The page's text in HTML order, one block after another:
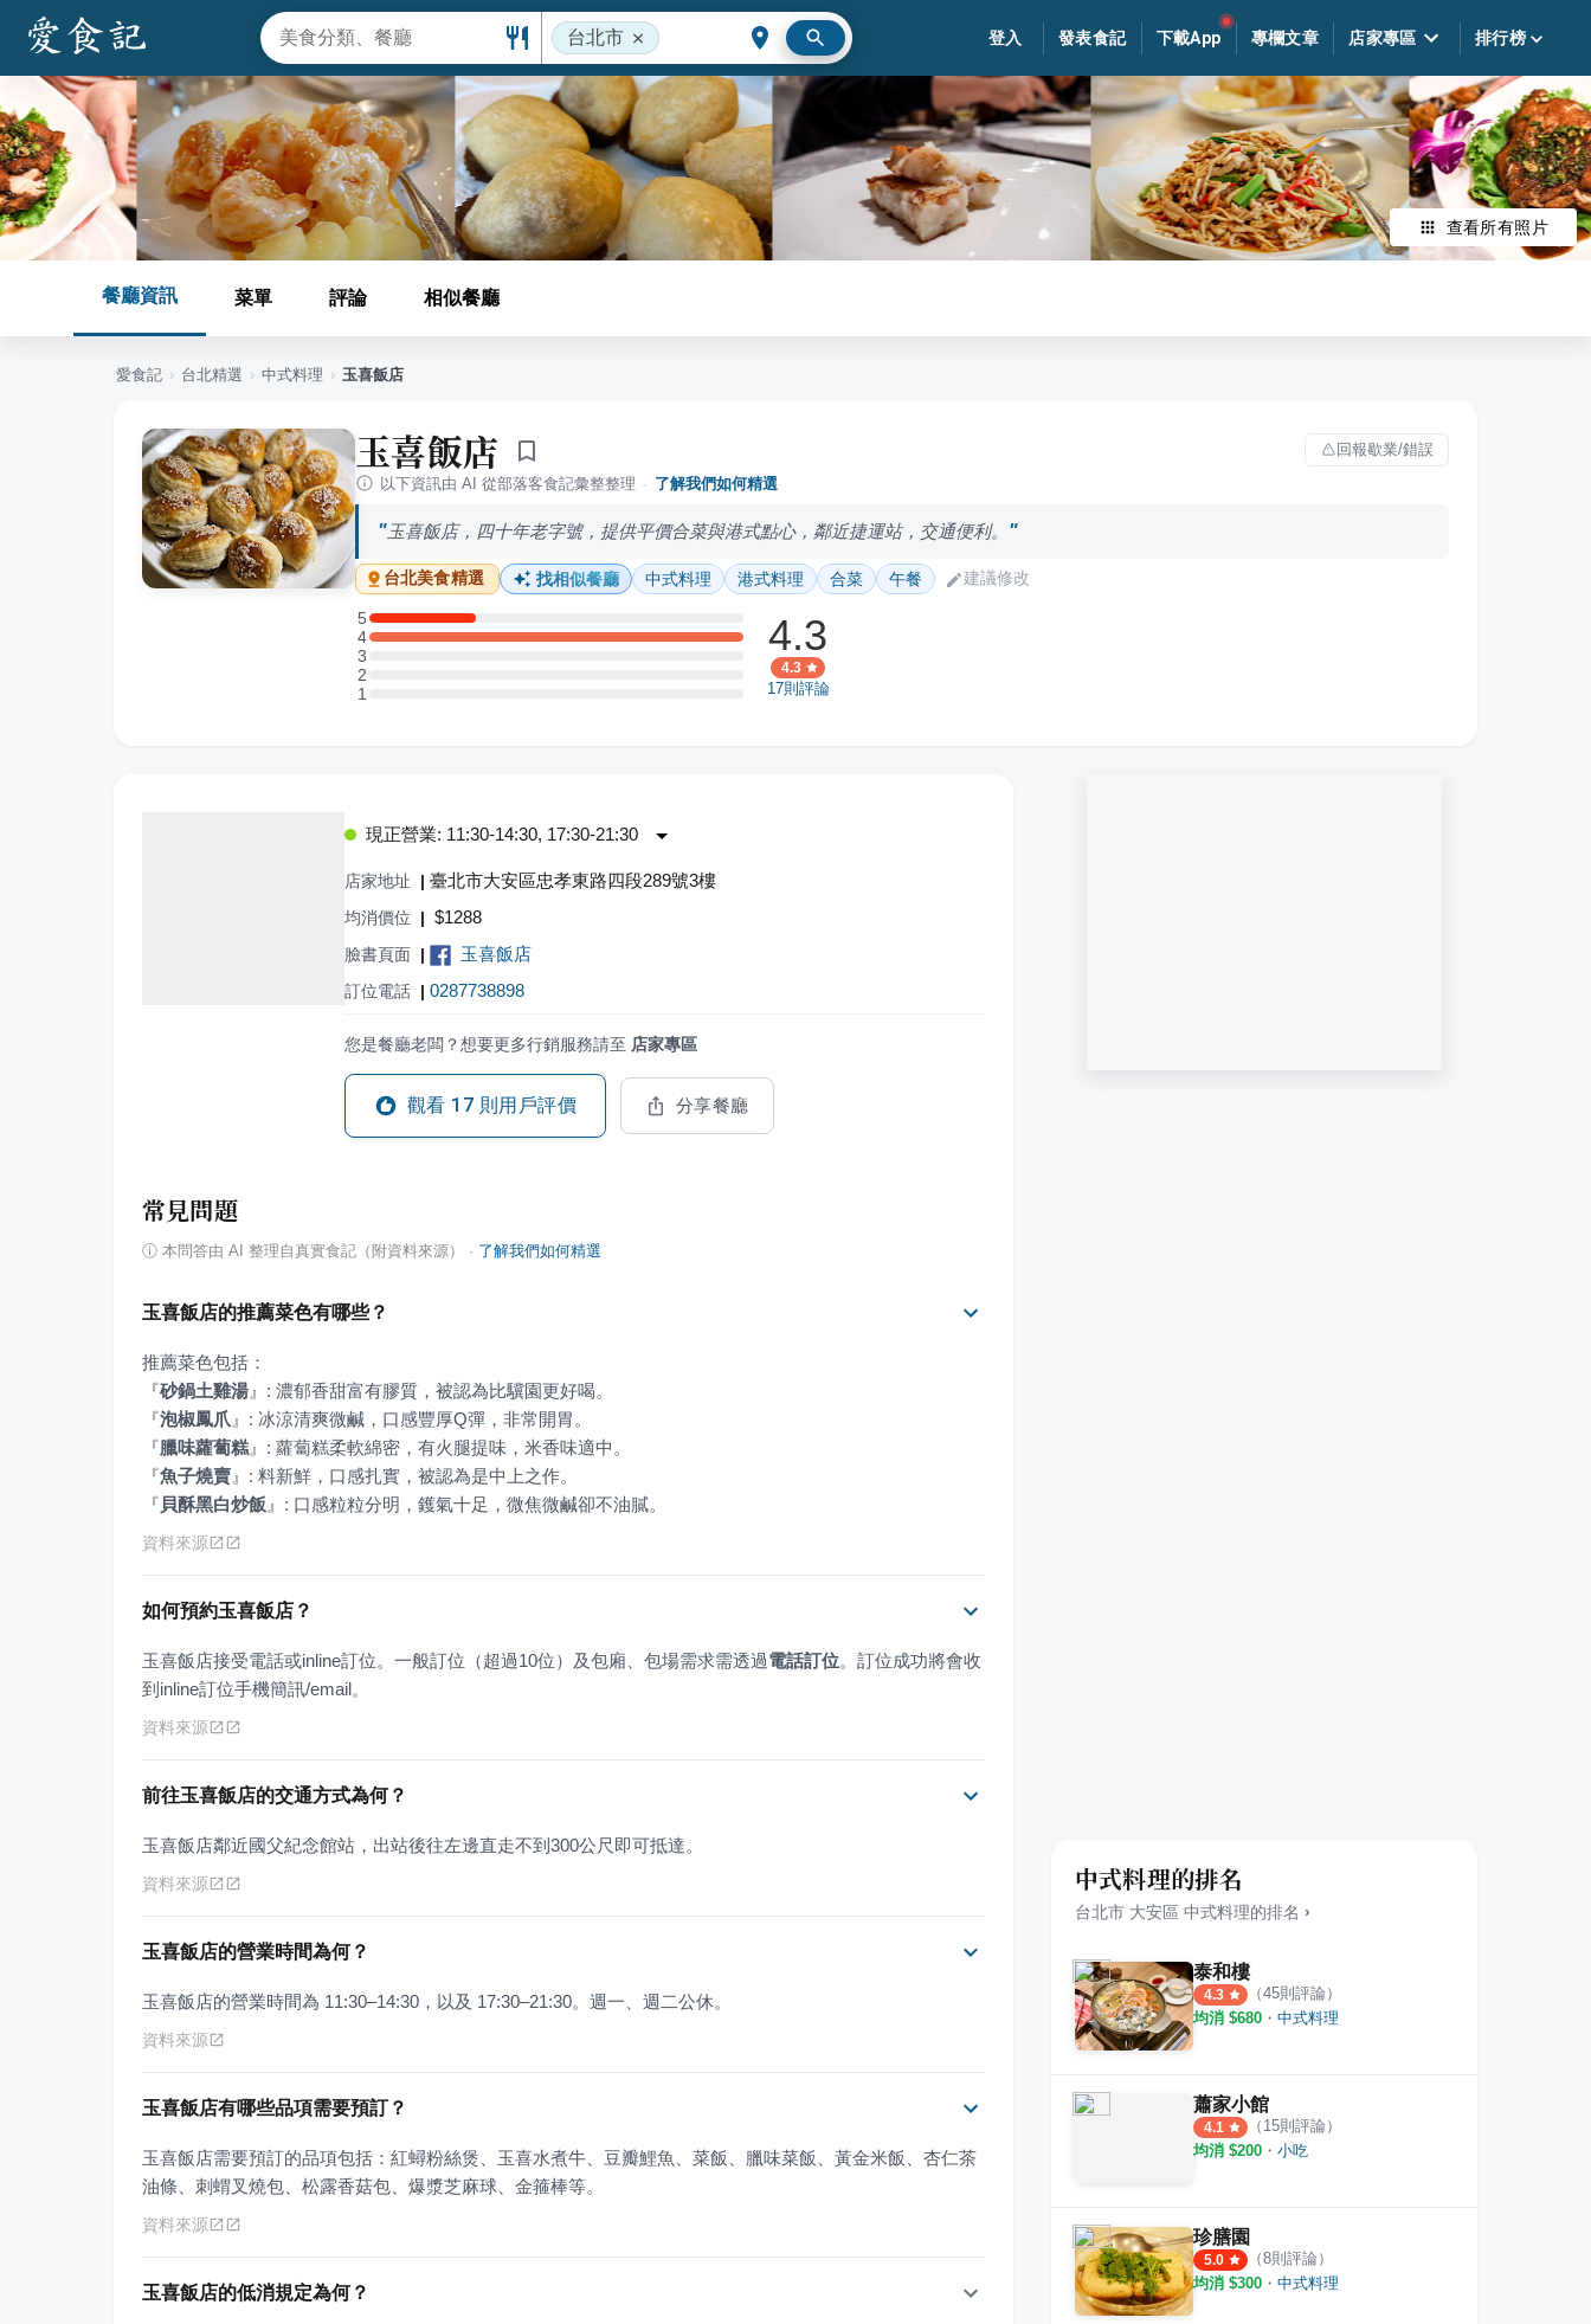
台北市 登入 發表食記 下載App 專欄文章 店家專區 排行榜
查看所有照片
餐廳資訊 菜單 評論 相似餐廳
愛食記 › 台北精選 › 中式料理 › 玉喜飯店
玉喜飯店
回報歇業/錯誤
以下資訊由 AI 從部落客食記彙整整理 · 了解我們如何精選
玉喜飯店，四十年老字號，提供平價合菜與港式點心，鄰近捷運站，交通便利。
台北美食精選 找相似餐廳 中式料理 港式料理 合菜 午餐 建議修改
5
5 星：2 則評論
4
4 星：7 則評論
3
3 星：0 則評論
2
2 星：0 則評論
11 星：0 則評論
4.3
4.3
17則評論
現正營業: 11:30-14:30, 17:30-21:30
店家地址 | 臺北市大安區忠孝東路四段289號3樓
均消價位 | $1288
臉書頁面 | 玉喜飯店
訂位電話 | 0287738898
您是餐廳老闆？想要更多行銷服務請至 店家專區
觀看 17 則用戶評價 分享餐廳
常見問題
ⓘ 本問答由 AI 整理自真實食記（附資料來源） · 了解我們如何精選
玉喜飯店的推薦菜色有哪些？
『砂鍋土雞湯 』
『泡椒鳳爪 』
『臘味蘿蔔糕 』
『魚子燒賣 』
『 貝酥黑白炒飯 』 : 口感粒粒分明，鑊氣十足，微焦微鹹卻不油膩。
資料來源
如何預約玉喜飯店？
玉喜飯店接受電話或inline訂位。一般訂位（超過10位）及包廂、包場需求需透過電話訂位。訂位成功將會收
到inline訂位手機簡訊/email。
資料來源
前往玉喜飯店的交通方式為何？
玉喜飯店鄰近國父紀念館站，出站後往左邊直走不到300公尺即可抵達。
資料來源
玉喜飯店的營業時間為何？
玉喜飯店的營業時間為 11:30–14:30，以及 17:30–21:30。週一、週二公休。
資料來源
玉喜飯店有哪些品項需要預訂？
玉喜飯店需要預訂的品項包括：紅蟳粉絲煲、玉喜水煮牛、豆瓣鯉魚、菜飯、臘味菜飯、黃金米飯、杏仁茶
油條、刺蝟叉燒包、松露香菇包、爆漿芝麻球、金箍棒等。
資料來源
玉喜飯店的低消規定為何？
中式料理的排名
台北市 大安區 中式料理的排名 ›
泰和樓
4.3 （45則評論）
均消 $680 ・ 中式料理
蕭家小館
4.1 （ 15則評論）
均消 $200 ・ 小吃
珍膳園
5.0 （8則評論）
均消 $300 ・ 中式料理